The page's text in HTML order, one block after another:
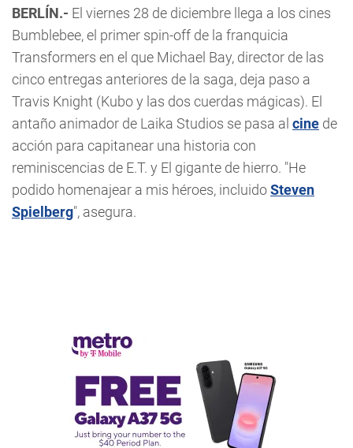
BERLÍN.- El viernes 28 de diciembre llega a los cines
Bumblebee, el primer spin-off de la franquicia
Transformers en el que Michael Bay, director de las
cinco entregas anteriores de la saga, deja paso a
Travis Knight (Kubo y las dos cuerdas mágicas). El
antaño animador de Laika Studios se pasa al cine de
acción para capitanear una historia con
reminiscencias de E.T. y El gigante de hierro. "He
podido homenajear a mis héroes, incluidoSteven
Spielberg", asegura.